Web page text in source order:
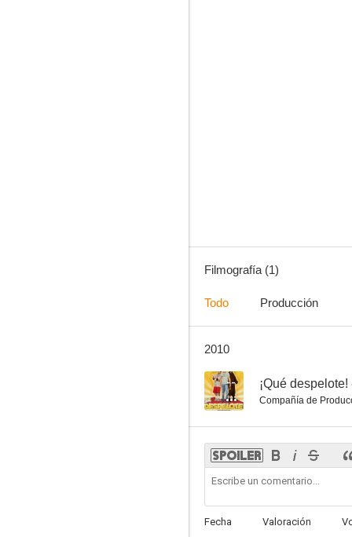
Filmografía (1)
Todo Producción
2010
-- ¡Qué
Compañía de
Fecha Valoración